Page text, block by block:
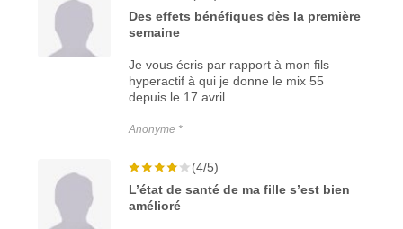
Des effets bénéfiques dès la première
semaine
Je vous écris par rapport à mon fils
hyperactif à qui je donne le mix 55
depuis le 17 avril.
Anonyme *
(4/5)
L’état de santé de ma fille s’est bien
amélioré